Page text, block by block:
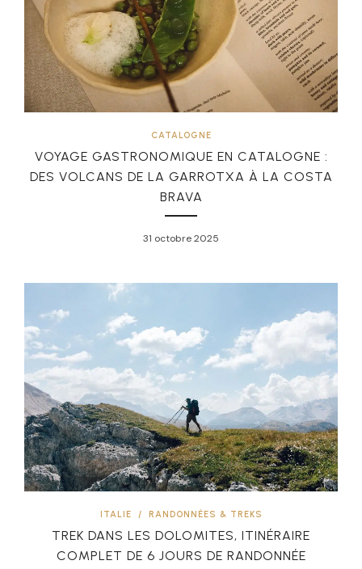
CATALOGNE
VOYAGE GASTRONOMIQUE EN CATALOGNE :
DES VOLCANS DE LA GARROTXA À LA COSTA
BRAVA
31 octobre 2025
ITALIE / RANDONNÉES & TREKS
TREK DANS LES DOLOMITES, ITINÉRAIRE
COMPLET DE 6 JOURS DE RANDONNÉE